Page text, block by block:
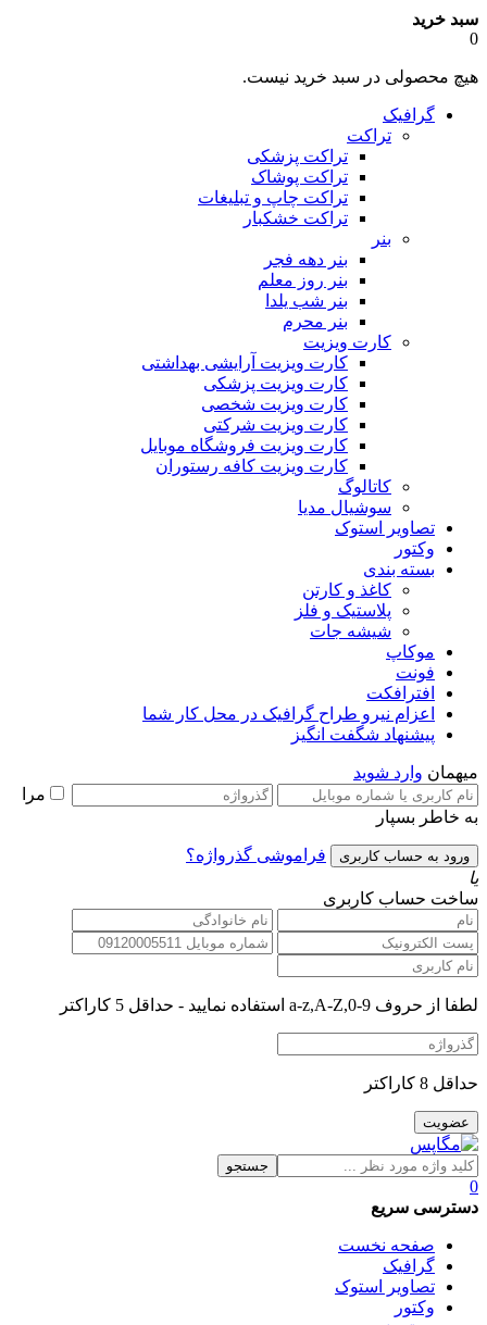
سبد خرید
0
هیچ محصولی در سبد خرید نیست.
گرافیک
تراکت
تراکت پزشکی
تراکت پوشاک
تراکت چاپ و تبلیغات
تراکت خشکبار
بنر
بنر دهه فجر
بنر روز معلم
بنر شب یلدا
بنر محرم
کارت ویزیت
کارت ویزیت آرایشی بهداشتی
کارت ویزیت پزشکی
کارت ویزیت شخصی
کارت ویزیت شرکتی
کارت ویزیت فروشگاه موبایل
کارت ویزیت کافه رستوران
کاتالوگ
سوشیال مدیا
تصاویر استوک
وکتور
بسته بندی
کاغذ و کارتن
پلاستیک و فلز
شیشه جات
موکاپ
فونت
افترافکت
اعزام نیرو طراح گرافیک در محل کار شما
پیشنهاد شگفت انگیز
میهمان وارد شوید
مرا
به خاطر بسپار
فراموشی گذرواژه؟
یا
ساخت حساب کاربری
لطفا از حروف a-z,A-Z,0-9 استفاده نمایید - حداقل 5 کاراکتر
حداقل 8 کاراکتر
جستجو
0
دسترسی سریع
صفحه نخست
گرافیک
تصاویر استوک
وکتور